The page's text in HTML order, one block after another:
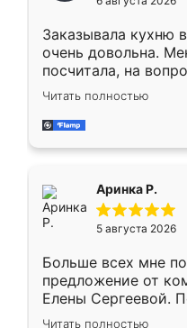
мебели буду
Заказывала кухню
очень довольна.
посчитала, на
Замерщик приехал
делу со всей
за день, ребята
Читать полностью
Аринка Р.
5 августа 2026
Больше всех мне
предложение от
Елены Сергеевой.
короткие сроки
Читать полностью